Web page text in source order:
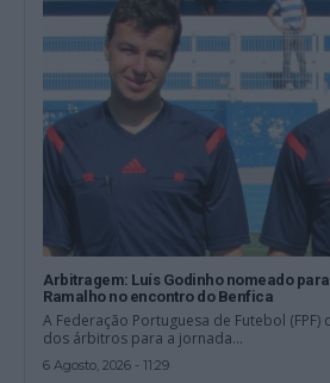
Arbitragem: Luís Godinho nomeado
Ramalho no encontro do Benfica
A Federação Portuguesa de Futebol
dos árbitros para a jornada...
6 Agosto, 2026 - 11:29